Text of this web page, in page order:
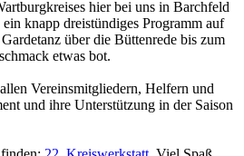
hier bei uns in Barchfeld
knapp dreistündiges Programm auf
über die Büttenrede bis zum
etwas bot.
Vereinsmitgliedern, Helfern und
und ihre Unterstützung in der Saison